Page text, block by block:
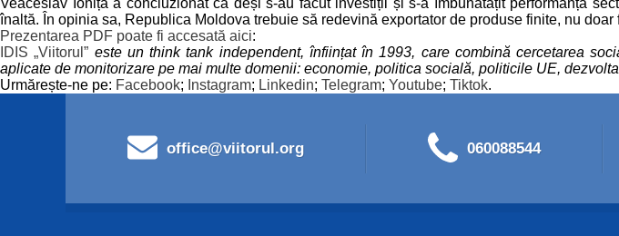
Veaceslav Ioniță a concluzionat că deși s-au făcut investiții și s-a îmbunătățit performanța
înaltă. În opinia sa, Republica Moldova trebuie să redevină exportator de produse finite, nu doar
Prezentarea PDF poate fi accesată aici:
IDIS „Viitorul” este un think tank independent, înființat în 1993, care combină cercetarea
aplicate de monitorizare pe mai multe domenii: economie, politica socială, politicile UE,
Urmărește-ne pe: Facebook; Instagram; Linkedin; Telegram; Youtube; Tiktok.
office@viitorul.org 060088544